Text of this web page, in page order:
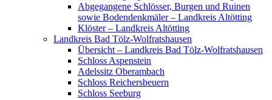
Abgegangene Schlösser, Burgen und Ruinen
sowie Bodendenkmäler – Landkreis Altötting
Klöster – Landkreis Altötting
Landkreis Bad Tölz-Wolfratshausen
Übersicht – Landkreis Bad Tölz-Wolfratshausen
Schloss Aspenstein
Adelssitz Oberambach
Schloss Reichersbeuern
Schloss Seeburg